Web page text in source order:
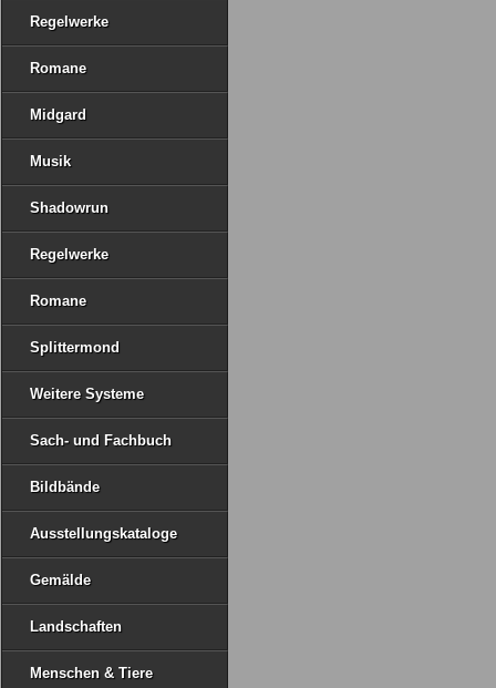
Regelwerke
Romane
Midgard
Musik
Shadowrun
Regelwerke
Romane
Splittermond
Weitere Systeme
Sach- und Fachbuch
Bildbände
Ausstellungskataloge
Gemälde
Landschaften
Menschen & Tiere